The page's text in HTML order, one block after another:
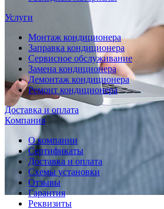
Услуги
Монтаж кондиционера
Заправка кондиционера
Сервисное обслуживание
Замена кондиционера
Демонтаж кондиционера
Ремонт кондиционера
Доставка и оплата
Компания
О компании
Сертификаты
Доставка и оплата
Схемы установки
Отзывы
Гарантия
Реквизиты